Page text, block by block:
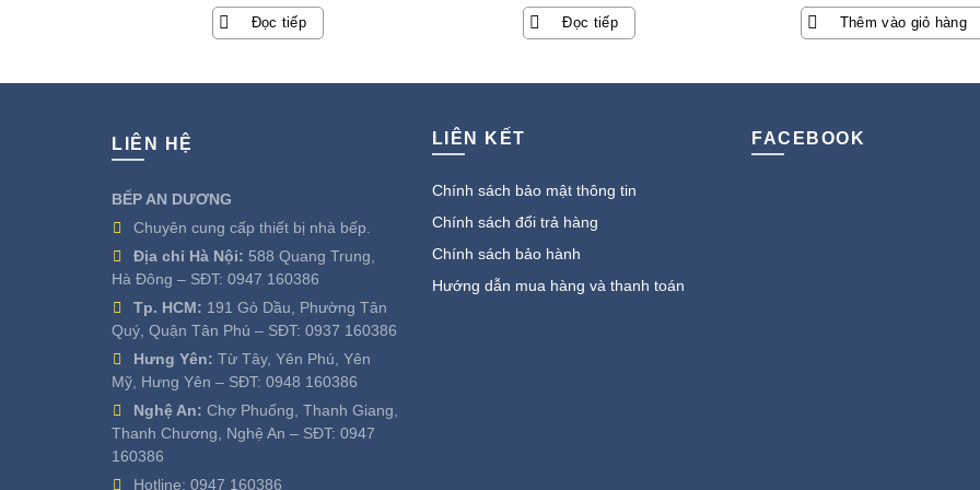
Đọc tiếp Đọc tiếp
gốc
là:
7.890.000 ₫.
hiện
tại
là:
Thêm vào giỏ hàng
LIÊN HỆ
BẾP AN DƯƠNG
Chuyên cung cấp thiết bị nhà bếp.
Địa chỉ Hà Nội: 588 Quang Trung,
Hà Đông – SĐT: 0947 160386
Tp. HCM: 191 Gò Dầu, Phường Tân
Quý, Quận Tân Phú – SĐT: 0937 160386
Hưng Yên: Từ Tây, Yên Phú, Yên
Mỹ, Hưng Yên – SĐT: 0948 160386
Nghệ An: Chợ Phuống, Thanh Giang,
Thanh Chương, Nghệ An – SĐT: 0947
160386
Hotline: 0947 160386
LIÊN KẾT
Chính sách bảo mật thông tin
Chính sách đổi trả hàng
Chính sách bảo hành
Hướng dẫn mua hàng và thanh toán
FACEBOOK